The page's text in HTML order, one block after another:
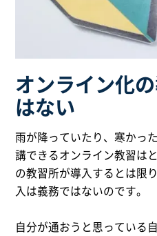
オンライン化
はない
雨が降っていたり、寒かっ
講できるオンライン教習は
の教習所が導入するとは限
入は義務ではないのです。
自分が通おうと思っている